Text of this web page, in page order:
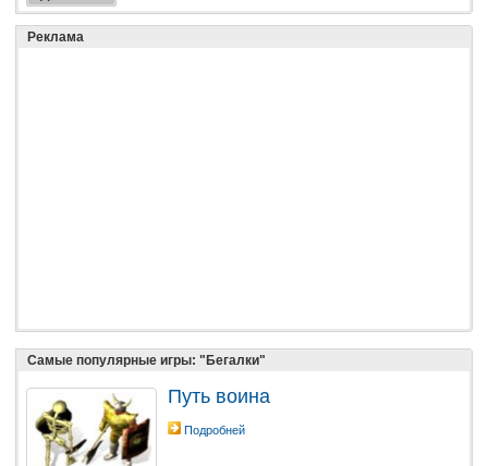
Реклама
Самые популярные игры: "Бегалки"
Путь воина
Подробней